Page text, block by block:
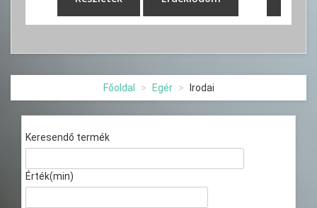
Főoldal Egér Irodai
Keresendő termék
Érték(min)